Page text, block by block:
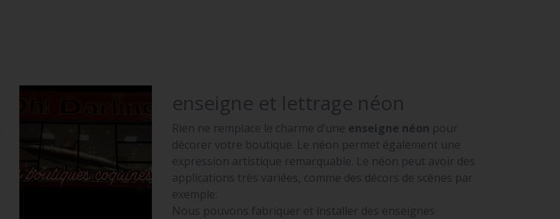
enseigne et lettrage néon
Rien ne remplace le charme d’une enseigne néon pour
décorer votre boutique. Le néon permet également une
expression artistique remarquable. Le néon peut avoir des
applications très variées, comme des décors de scènes par
exemple.
Nous pouvons fabriquer et installer des enseignes